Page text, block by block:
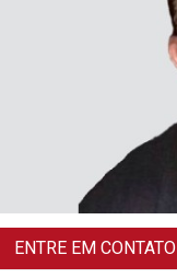
ENTRE EM CONTATO